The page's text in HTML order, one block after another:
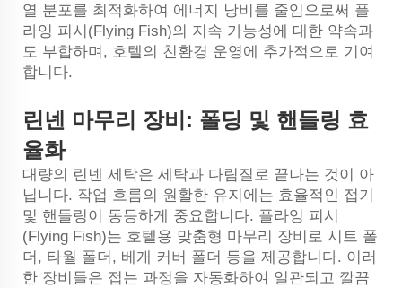
열 분포를 최적화하여 에너지 낭비를 줄임으로써 플
라잉 피시(Flying Fish)의 지속 가능성에 대한 약속과
도 부합하며, 호텔의 친환경 운영에 추가적으로 기여
합니다.
린넨 마무리 장비: 폴딩 및 핸들링 효
율화
대량의 린넨 세탁은 세탁과 다림질로 끝나는 것이 아
닙니다. 작업 흐름의 원활한 유지에는 효율적인 접기
및 핸들링이 동등하게 중요합니다. 플라잉 피시
(Flying Fish)는 호텔용 맞춤형 마무리 장비로 시트 폴
더, 타월 폴더, 베개 커버 폴더 등을 제공합니다. 이러
한 장비들은 접는 과정을 자동화하여 일관되고 깔끔